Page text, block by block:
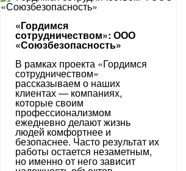
«Гордимся
сотрудничеством»: ООО
«Союзбезопасность»
В рамках проекта «Гордимся
сотрудничеством»
рассказываем о наших
клиентах — компаниях,
которые своим
профессионализмом
ежедневно делают жизнь
людей комфортнее и
безопаснее. Часто результат их
работы остается незаметным,
но именно от него зависит